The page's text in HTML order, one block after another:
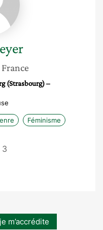
(Strasbourg) –
Féminisme
3
m’accrédite